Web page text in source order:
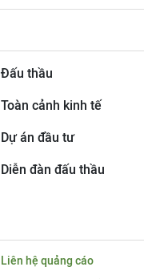
Đấu thầu
Toàn cảnh kinh tế
Dự án đầu tư
Diễn đàn đấu thầu
Liên hệ quảng cáo